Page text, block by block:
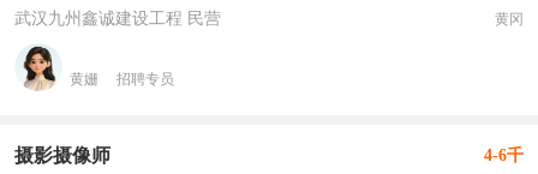
武汉九州鑫诚建设工程 民营 黄冈
黄姗 招聘专员
摄影摄像师 4-6千